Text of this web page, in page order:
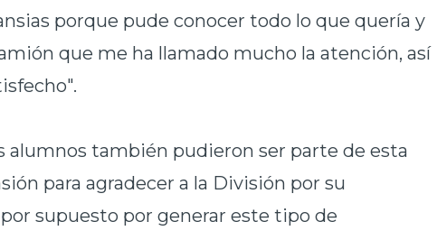
porque pude conocer todo lo que quería y
que me ha llamado mucho la atención, así
alumnos también pudieron ser parte de esta
para agradecer a la División por su
supuesto por generar este tipo de